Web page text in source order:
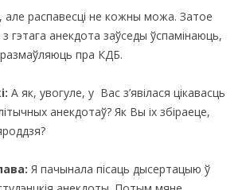
але распавесцi не кожны можа. Затое
гэтага анекдота заўседы ўспамiнаюць,
пра КДБ.
А як, увогуле, у Вас з’явілася цікавасць
анекдотаў? Як Вы іх збіраеце,
Я пачынала пісаць дысертацыю ў